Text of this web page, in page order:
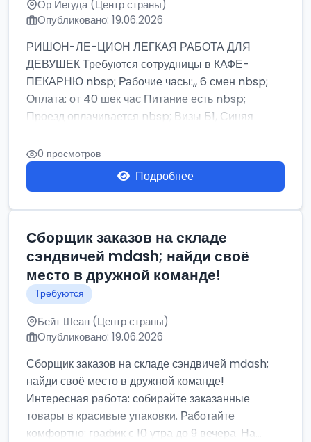
Ор Йегуда (Центр страны)
Опубликовано: 19.06.2026
РИШОН-ЛЕ-ЦИОН ЛЕГКАЯ РАБОТА ДЛЯ
ДЕВУШЕК Требуются сотрудницы в КАФЕ-
ПЕКАРНЮ nbsp; Рабочие часы:,, 6 смен nbsp;
Оплата: от 40 шек час Питание есть nbsp;
Проезд оплачивается nbsp; Визы Б1, Синяя
бумага,...
0 просмотров
Подробнее
Сборщик заказов на складе
сэндвичей mdash; найди своё
место в дружной команде!
Требуются
Бейт Шеан (Центр страны)
Опубликовано: 19.06.2026
Сборщик заказов на складе сэндвичей mdash;
найди своё место в дружной команде!
Интересная работа: собирайте заказанные
товары в красивые упаковки. Работайте
комфортно: график с 10 утра до 9 вечера. На...